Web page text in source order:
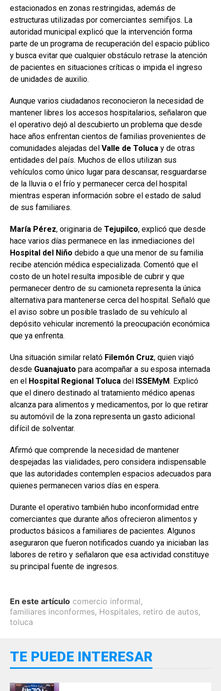
estacionados en zonas restringidas, además de
estructuras utilizadas por comerciantes semifijos. La
autoridad municipal explicó que la intervención forma
parte de un programa de recuperación del espacio público
y busca evitar que cualquier obstáculo retrase la atención
de pacientes en situaciones críticas o impida el ingreso
de unidades de auxilio.
Aunque varios ciudadanos reconocieron la necesidad de
mantener libres los accesos hospitalarios, señalaron que
el operativo dejó al descubierto un problema que desde
hace años enfrentan cientos de familias provenientes de
comunidades alejadas del Valle de Toluca y de otras
entidades del país. Muchos de ellos utilizan sus
vehículos como único lugar para descansar, resguardarse
de la lluvia o el frío y permanecer cerca del hospital
mientras esperan información sobre el estado de salud
de sus familiares.
María Pérez, originaria de Tejupilco, explicó que desde
hace varios días permanece en las inmediaciones del
Hospital del Niño debido a que una menor de su familia
recibe atención médica especializada. Comentó que el
costo de un hotel resulta imposible de cubrir y que
permanecer dentro de su camioneta representa la única
alternativa para mantenerse cerca del hospital. Señaló que
el aviso sobre un posible traslado de su vehículo al
depósito vehicular incrementó la preocupación económica
que ya enfrenta.
Una situación similar relató Filemón Cruz, quien viajó
desde Guanajuato para acompañar a su esposa internada
en el Hospital Regional Toluca del ISSEMyM. Explicó
que el dinero destinado al tratamiento médico apenas
alcanza para alimentos y medicamentos, por lo que retirar
su automóvil de la zona representa un gasto adicional
difícil de solventar.
Afirmó que comprende la necesidad de mantener
despejadas las vialidades, pero considera indispensable
que las autoridades contemplen espacios adecuados para
quienes permanecen varios días en espera.
Durante el operativo también hubo inconformidad entre
comerciantes que durante años ofrecieron alimentos y
productos básicos a familiares de pacientes. Algunos
aseguraron que fueron notificados cuando ya iniciaban las
labores de retiro y señalaron que esa actividad constituye
su principal fuente de ingresos.
En este artículo comercio informal,
familiares inconformes, Hospitales, retiro de autos,
toluca
TE PUEDE INTERESAR